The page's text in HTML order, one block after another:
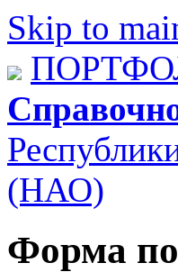
Skip to
(НАО)
Форма